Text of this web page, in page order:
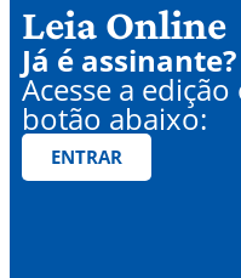
Leia Online
Já é assinante?
Acesse a
botão abaixo:
ENTRAR